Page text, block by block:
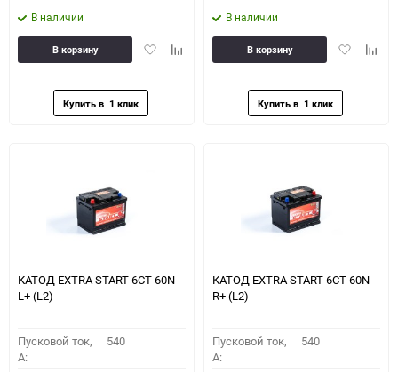
В наличии
ДобавитьДобавить
В корзину
В наличии
Добавить
В корзину
КАТОД EXTRA START 6СТ-60N
L+ (L2)
Пусковой ток,
A:
540
КАТОД EXTRA START 6СТ-60N
R+ (L2)
Пусковой ток,
A:
540